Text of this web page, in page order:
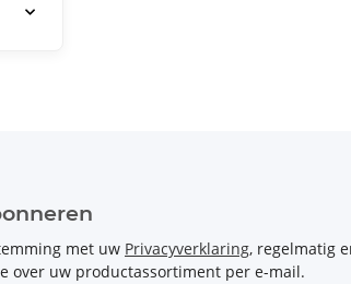
met uw Privacyverklaring, regelmatig
over uw productassortiment per e-mail.